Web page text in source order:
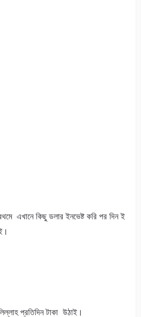
এখানে কিছু ডলার ইনভেষ্ট করি পর দিন ই
প্রতিদিন টাকা উঠাই।